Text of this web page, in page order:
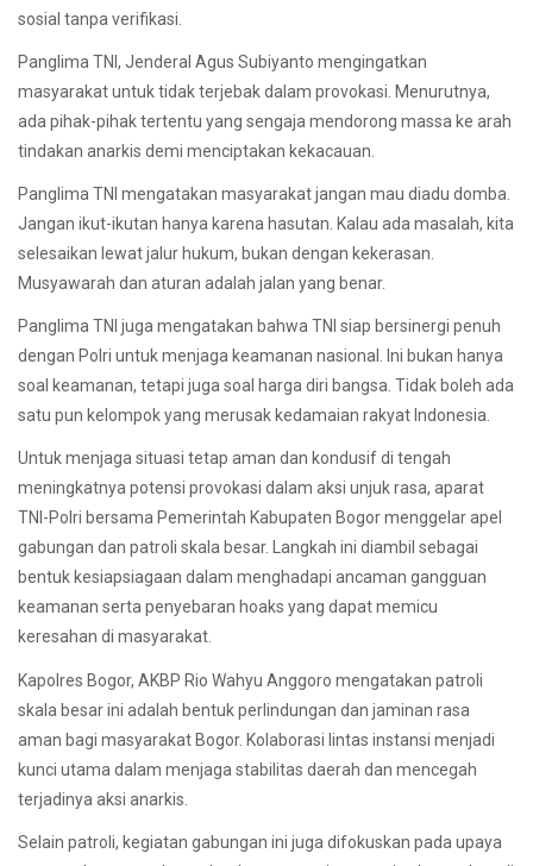
sosial tanpa verifikasi.
Panglima TNI, Jenderal Agus Subiyanto mengingatkan
masyarakat untuk tidak terjebak dalam provokasi. Menurutnya,
ada pihak-pihak tertentu yang sengaja mendorong massa ke arah
tindakan anarkis demi menciptakan kekacauan.
Panglima TNI mengatakan masyarakat jangan mau diadu domba.
Jangan ikut-ikutan hanya karena hasutan. Kalau ada masalah, kita
selesaikan lewat jalur hukum, bukan dengan kekerasan.
Musyawarah dan aturan adalah jalan yang benar.
Panglima TNI juga mengatakan bahwa TNI siap bersinergi penuh
dengan Polri untuk menjaga keamanan nasional. Ini bukan hanya
soal keamanan, tetapi juga soal harga diri bangsa. Tidak boleh ada
satu pun kelompok yang merusak kedamaian rakyat Indonesia.
Untuk menjaga situasi tetap aman dan kondusif di tengah
meningkatnya potensi provokasi dalam aksi unjuk rasa, aparat
TNI-Polri bersama Pemerintah Kabupaten Bogor menggelar apel
gabungan dan patroli skala besar. Langkah ini diambil sebagai
bentuk kesiapsiagaan dalam menghadapi ancaman gangguan
keamanan serta penyebaran hoaks yang dapat memicu
keresahan di masyarakat.
Kapolres Bogor, AKBP Rio Wahyu Anggoro mengatakan patroli
skala besar ini adalah bentuk perlindungan dan jaminan rasa
aman bagi masyarakat Bogor. Kolaborasi lintas instansi menjadi
kunci utama dalam menjaga stabilitas daerah dan mencegah
terjadinya aksi anarkis.
Selain patroli, kegiatan gabungan ini juga difokuskan pada upaya